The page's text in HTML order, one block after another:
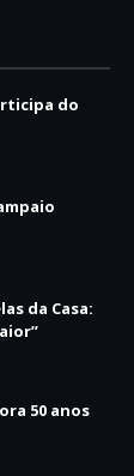
do
da Casa:
50 anos